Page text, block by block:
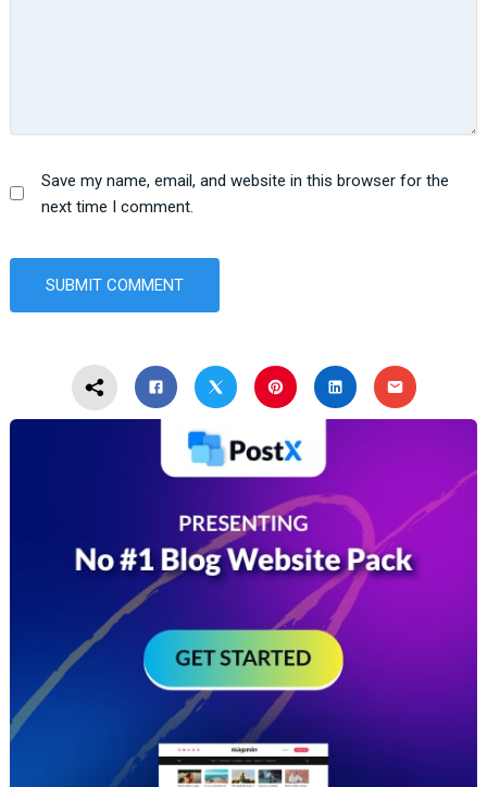
Save my name, email, and website in this browser for the
next time I comment.